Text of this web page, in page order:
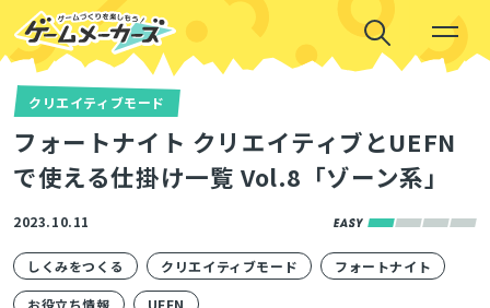
クリエイティブモード
フォートナイト クリエイティブとUEFN
で使える仕掛け一覧 Vol.8「ゾーン系」
2023.10.11
しくみをつくる クリエイティブモード フォートナイト